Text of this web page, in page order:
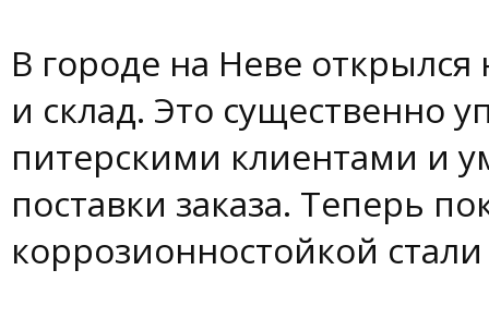
В городе на Неве
и склад. Это существенно
питерскими клиентами и
поставки заказа. Теперь
коррозионностойкой